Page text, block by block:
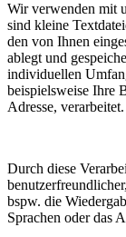
Wir verwenden mit
sind kleine
den von Ihnen
ablegt und
individuellen
beispielsweise Ihre
Adresse, verarbeitet.
Durch diese
bspw. die
Sprachen oder das